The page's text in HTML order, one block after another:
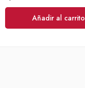
Añadir al carrito